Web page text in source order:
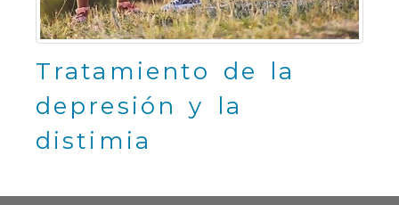
Tratamiento de la
depresión y la
distimia